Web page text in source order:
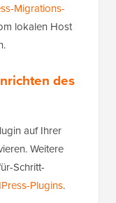
Migrations-
lokalen Host
des
auf Ihrer
Weitere
Schritt-
Plugins.